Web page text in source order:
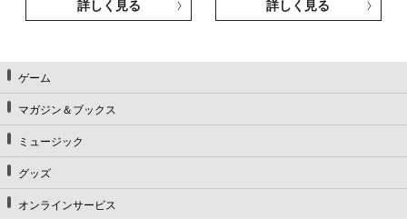
詳しく見る 詳しく見る
ゲーム
マガジン＆ブックス
ミュージック
グッズ
オンラインサービス